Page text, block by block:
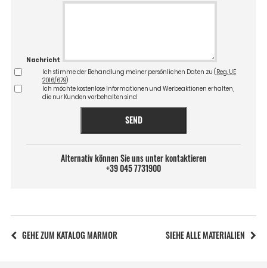
Nachricht
Ich stimme der Behandlung meiner persönlichen Daten zu ( Reg. UE
2016/679)
Ich möchte kostenlose Informationen und Werbeaktionen erhalten,
die nur Kunden vorbehalten sind
SEND
Alternativ können Sie uns unter kontaktieren
+39 045 7731900
GEHE ZUM KATALOG MARMOR SIEHE ALLE MATERIALIEN